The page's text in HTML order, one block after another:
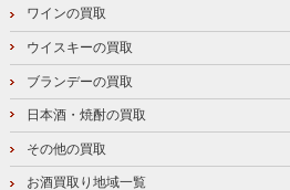
ワインの買取
ウイスキーの買取
ブランデーの買取
日本酒・焼酎の買取
その他の買取
お酒買取り地域一覧